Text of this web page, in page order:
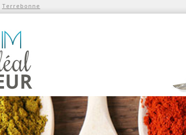
Terrebonne